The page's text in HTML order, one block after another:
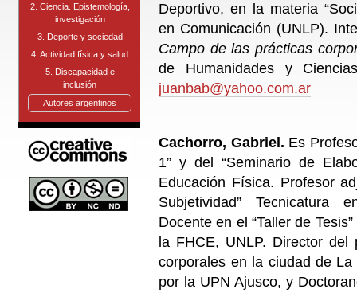
2. Ciencia. Epistemología,
investigación
3. Deporte y sociedad
4. Actividad física y salud
5. Discapacidad e
inclusión
Autores argentinos
Deportivo, en la materia
en Comunicación (UNLP).
Campo de las prácticas
de Humanidades y
juanbab@yahoo.com.ar
Cachorro, Gabriel. Es
1” y del “Seminario de
Educación Física. Profesor
Subjetividad” Tecnicatura
Docente en el “Taller de
la FHCE, UNLP. Director del
corporales en la ciudad de
por la UPN Ajusco, y